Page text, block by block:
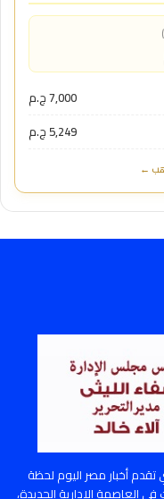
7,000 ج.م
5,249 ج.م
←
تقدم أخبار مصر اليوم لحظة
العاصمة الإدارية الجديدة،